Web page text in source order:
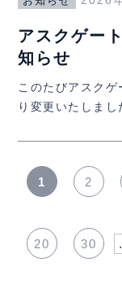
アスクゲー
知らせ
このたびアスク
り変更いたしま
1 2
20 30